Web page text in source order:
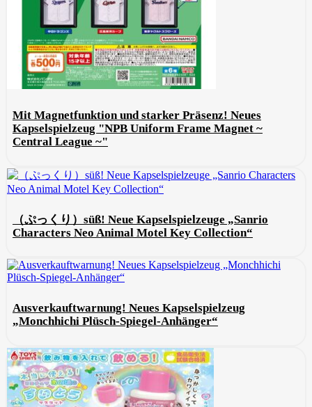
Mit Magnetfunktion und starker Präsenz! Neues
Kapselspielzeug "NPB Uniform Frame Magnet ~
Central League ~"
（ぷっくり）süß! Neue Kapselspielzeuge „Sanrio
Characters Neo Animal Motel Key Collection“
Ausverkauftwarnung! Neues Kapselspielzeug
„Monchhichi Plüsch-Spiegel-Anhänger“